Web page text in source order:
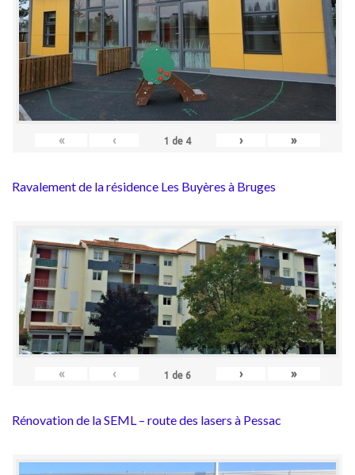
« ‹ 1 de 4 › »
Ravalement de la résidence Les Buyères à Bruges
« ‹ 1 de 6 › »
Rénovation de la SEML – route des lasers à Pessac